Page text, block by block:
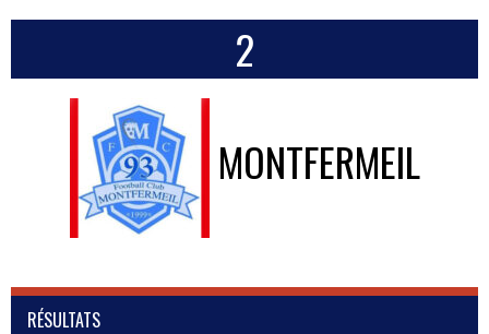
2
MONTFERMEIL
RÉSULTATS